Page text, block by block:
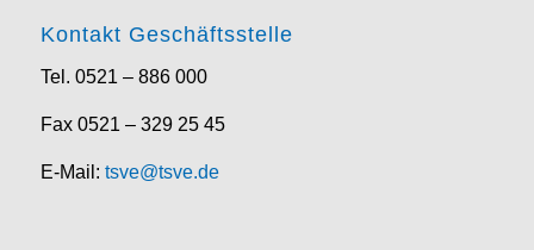
Kontakt Geschäftsstelle
Tel. 0521 – 886 000
Fax 0521 – 329 25 45
E-Mail: tsve@tsve.de